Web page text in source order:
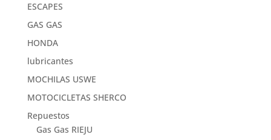
ESCAPES
GAS GAS
HONDA
lubricantes
MOCHILAS USWE
MOTOCICLETAS SHERCO
Repuestos
Gas Gas RIEJU